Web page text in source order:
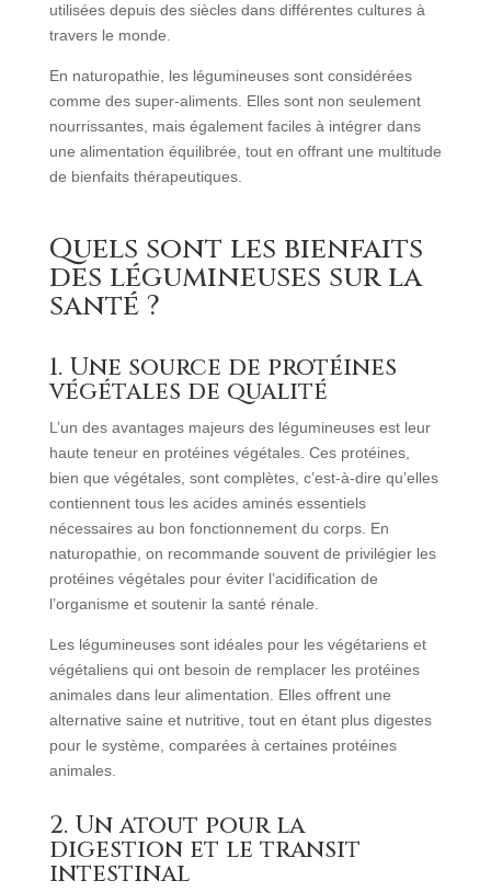
utilisées depuis des siècles dans différentes cultures à
travers le monde.
En naturopathie, les légumineuses sont considérées
comme des super-aliments. Elles sont non seulement
nourrissantes, mais également faciles à intégrer dans
une alimentation équilibrée, tout en offrant une multitude
de bienfaits thérapeutiques.
Quels sont les bienfaits
des légumineuses sur la
santé ?
1. Une source de protéines
végétales de qualité
L’un des avantages majeurs des légumineuses est leur
haute teneur en protéines végétales. Ces protéines,
bien que végétales, sont complètes, c’est-à-dire qu’elles
contiennent tous les acides aminés essentiels
nécessaires au bon fonctionnement du corps. En
naturopathie, on recommande souvent de privilégier les
protéines végétales pour éviter l’acidification de
l’organisme et soutenir la santé rénale.
Les légumineuses sont idéales pour les végétariens et
végétaliens qui ont besoin de remplacer les protéines
animales dans leur alimentation. Elles offrent une
alternative saine et nutritive, tout en étant plus digestes
pour le système, comparées à certaines protéines
animales.
2. Un atout pour la
digestion et le transit
intestinal